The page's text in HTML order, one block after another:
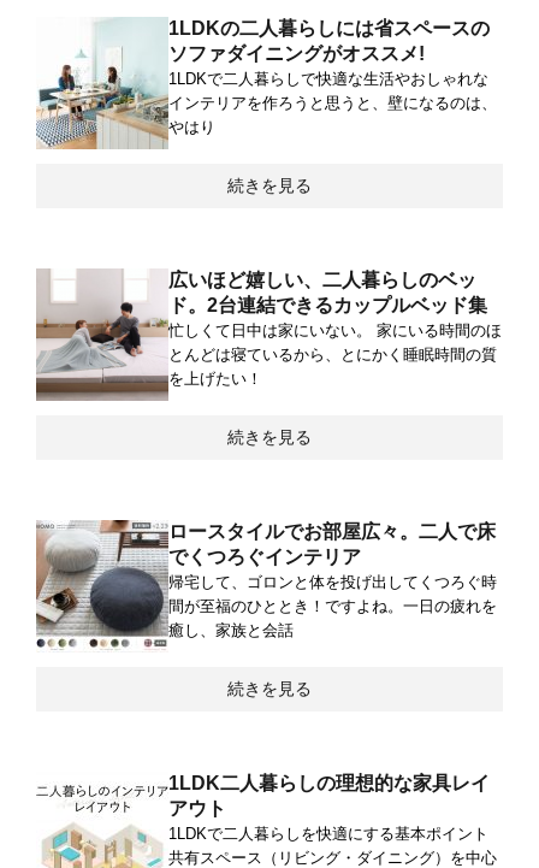
1LDKの二人暮らしには省スペースの
ソファダイニングがオススメ!
1LDKで二人暮らしで快適な生活やおしゃれな
インテリアを作ろうと思うと、壁になるのは、
やはり
続きを見る
広いほど嬉しい、二人暮らしのベッ
ド。2台連結できるカップルベッド集
忙しくて日中は家にいない。 家にいる時間のほ
とんどは寝ているから、とにかく睡眠時間の質
を上げたい！
続きを見る
ロースタイルでお部屋広々。二人で床
でくつろぐインテリア
帰宅して、ゴロンと体を投げ出してくつろぐ時
間が至福のひととき！ですよね。一日の疲れを
癒し、家族と会話
続きを見る
1LDK二人暮らしの理想的な家具レイ
アウト
1LDKで二人暮らしを快適にする基本ポイント
共有スペース（リビング・ダイニング）を中心